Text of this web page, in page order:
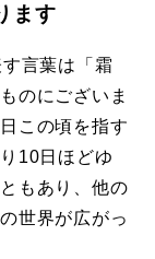
ます
言葉は「霜
のにございま
この頃を指す
10日ほどゆ
もあり、他の
世界が広がっ